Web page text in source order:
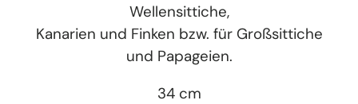
Wellensittiche,
Kanarien und Finken bzw. für Großsittiche
und Papageien.
34 cm